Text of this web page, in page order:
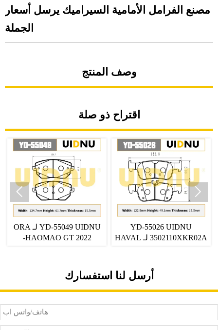
مصنع الفرامل الأمامية السيراميك يرسل أسعار
الجملة
وصف المنتج
اقتراح ذو صلة
YD-55049 UIDNU لـ ORA
HAOMAO GT 2022-
YD-55026 UIDNU
3502110XKR02A لـ HAVAL
 
أرسل لنا استفسارك